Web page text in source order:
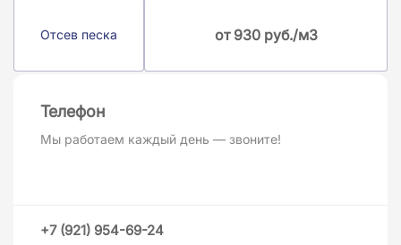
Отсев песка от 930 руб./м3
Телефон
Мы работаем каждый день — звоните!
+7 (921) 954-69-24